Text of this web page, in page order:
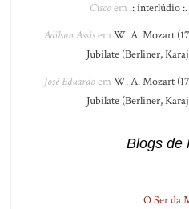
Ciscoem .: interlúdio
Adilson Assisem W. A. Mozart
Jubilate (Berliner,
José Eduardoem W. A. Mozart
Jubilate (Berliner,
Blogs de
O Ser da